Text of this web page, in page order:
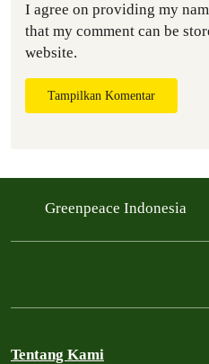
I agree on providing my
that my comment can be
website.
Tampilkan Komentar
Greenpeace Indonesia
Tentang Kami